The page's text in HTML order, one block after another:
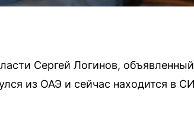
Сергей Логинов,
из ОАЭ и сейчас находится в